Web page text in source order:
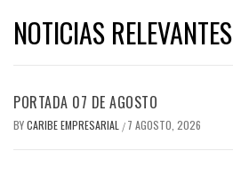
NOTICIAS RELEVANTES
PORTADA 07 DE AGOSTO
BYCARIBE EMPRESARIAL / 7 AGOSTO, 2026